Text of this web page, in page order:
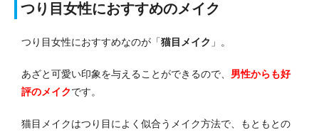
つり目女性におすすめのメイク
つり目女性におすすめなのが「猫目メイク 」。
あざと可愛い印象を与えることができるので、 男性からも好
評のメイクです。
猫目メイクはつり目によく似合うメイク方法で、もともとの